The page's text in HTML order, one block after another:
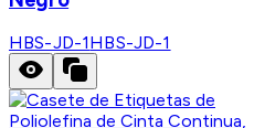
HBS-JD-1HBS-JD-1